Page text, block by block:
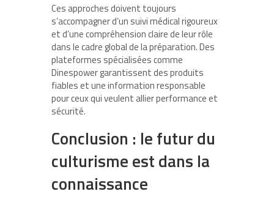
Ces approches doivent toujours
s’accompagner d’un suivi médical rigoureux
et d’une compréhension claire de leur rôle
dans le cadre global de la préparation. Des
plateformes spécialisées comme
Dinespower garantissent des produits
fiables et une information responsable
pour ceux qui veulent allier performance et
sécurité.
Conclusion : le futur du
culturisme est dans la
connaissance